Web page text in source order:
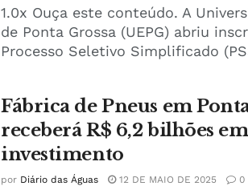
1.0x Ouça este conteúdo. A
de Ponta Grossa (UEPG) abriu
Processo Seletivo Simplificado
Fábrica de Pneus em
receberá R$ 6,2 bilhões em
investimento
por Diário das Águas 12 DE MAIO DE 2025 0